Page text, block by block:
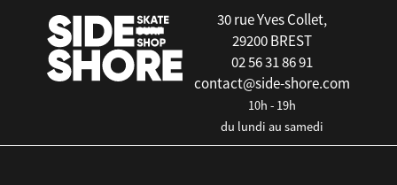
30 rue Yves Collet,
29200 BREST
02 56 31 86 91
contact@side-shore.com
10h - 19h
du lundi au samedi